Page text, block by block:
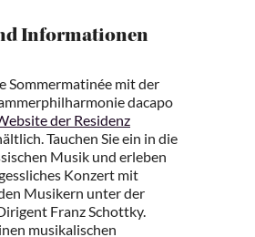
Informationen
Sommermatinée mit der
dacapo
der Residenz
Tauchen Sie ein in die
Musik und erleben
Konzert mit
Musikern unter der
Franz Schottky.
musikalischen